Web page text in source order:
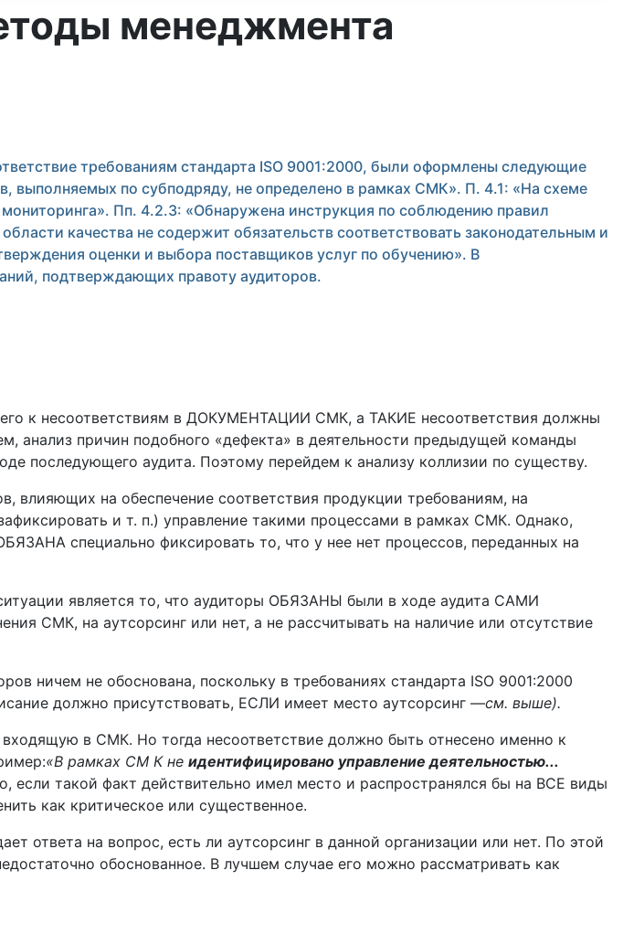
менеджмента
требованиям стандарта ISO 9001:2000, были оформлены следующие
выполняемых по субподряду, не определено в рамках СМК». П. 4.1: «На схеме
Пп. 4.2.3: «Обнаружена инструкция по соблюдению правил
качества не содержит обязательств соответствовать законодательным и
оценки и выбора поставщиков услуг по обучению». В
подтверждающих правоту аудиторов.
его к несоответствиям в ДО­КУМЕНТАЦИИ СМК, а ТАКИЕ несоответствия должны
анализ причин подобного «дефекта» в деятельности предыдущей команды
последующего аудита. Поэтому перейдем к анализу коллизии по существу.
влияющих на обеспечение соответствия продукции требованиям, на
и т. п.) управление такими процессами в рамках СМК. Однако,
специально фиксировать то, что у нее нет процессов, переданных на
является то, что аудиторы ОБЯЗАНЫ были в ходе аудита САМИ
СМК, на аутсорсинг или нет, а не рассчитывать на наличие или отсутствие
ничем не обоснова­на, поскольку в требованиях стандарта ISO 9001:2000
должно присутство­вать, ЕСЛИ имеет место аутсорсинг —см. выше).
в СМК. Но тогда несоответствие должно быть отнесено именно к
«В рамках СМ К не идентифицировано управление деятельностью...
если такой факт действительно имел место и распространялся бы на ВСЕ виды
как критическое или су­щественное.
ответа на вопрос, есть ли аутсорсинг в данной организации или нет. По этой
обосно­ванное. В лучшем случае его можно рассматривать как